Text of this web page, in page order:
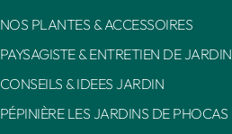
NOS PLANTES & ACCESSOIRES
PAYSAGISTE & ENTRETIEN DE JARDIN
CONSEILS & IDEES JARDIN
PÉPINIÈRE LES JARDINS DE PHOCAS